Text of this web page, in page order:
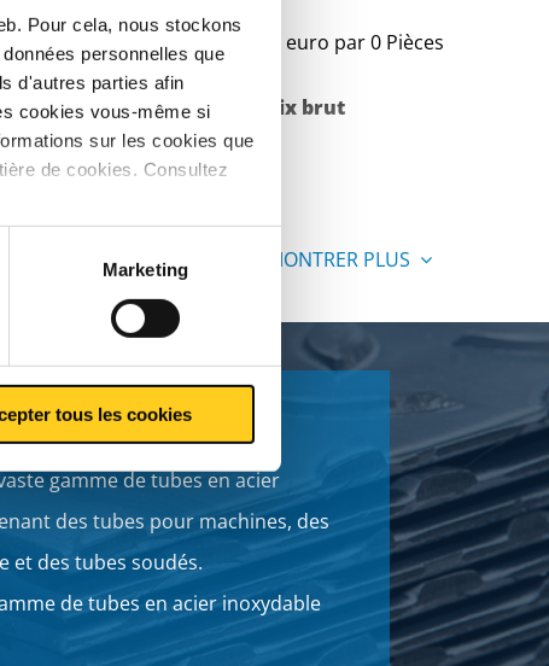
Pour cela, nous stockons
personnelles que
d'autres parties afin
cookies vous-même si
sur les cookies que
de cookies. Consultez
Marketing
tous les cookies
Prix en euro par 0 Pièces
Poids des pièces en
kg
Prix brut
MONTRER PLUS
gamme de tubes en acier
des tubes pour machines, des
et des tubes soudés.
de tubes en acier inoxydable